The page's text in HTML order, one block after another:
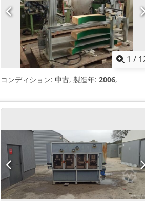
1 /
コンディション: 中古, 製造年: 2006,